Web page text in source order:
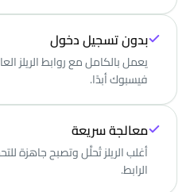
بدون تسجيل دخول
يعمل بالكامل مع روابط الريلز
فيسبوك أبدًا.
معالجة سريعة
الرابط.